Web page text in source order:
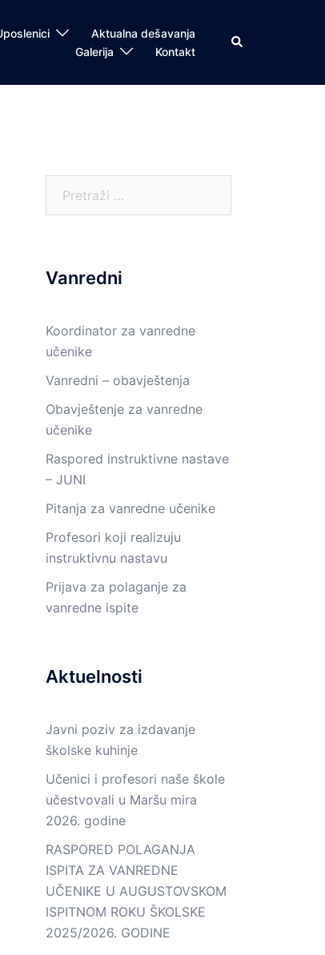
Aktualna dešavanja
Galerija
Kontakt
Search
Vanredni
Koordinator za vanredne
učenike
Vanredni – obavještenja
Obavještenje za vanredne
učenike
Raspored instruktivne nastave
– JUNI
Pitanja za vanredne učenike
Profesori koji realizuju
instruktivnu nastavu
Prijava za polaganje za
vanredne ispite
Aktuelnosti
Javni poziv za izdavanje
školske kuhinje
Učenici i profesori naše škole
učestvovali u Maršu mira
2026. godine
RASPORED POLAGANJA
ISPITA ZA VANREDNE
UČENIKE U AUGUSTOVSKOM
ISPITNOM ROKU ŠKOLSKE
2025/2026. GODINE